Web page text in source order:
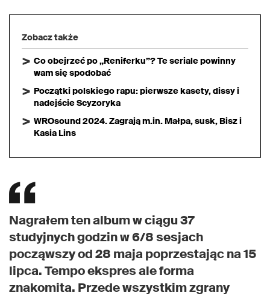
Zobacz także
Co obejrzeć po „Reniferku”? Te seriale powinny
wam się spodobać
Początki polskiego rapu: pierwsze kasety, dissy i
nadejście Scyzoryka
WROsound 2024. Zagrają m.in. Małpa, susk, Bisz i
Kasia Lins
Nagrałem ten album w ciągu 37
studyjnych godzin w 6/8 sesjach
począwszy od 28 maja poprzestając na 15
lipca. Tempo ekspres ale forma
znakomita. Przede wszystkim zgrany